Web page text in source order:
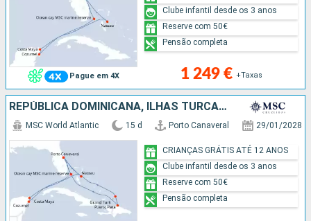
Pague em 4X 1 249 € +Taxas
Clube infantil desde os 3 anos
Reserve com 50€
Pensão completa
REPÚBLICA DOMINICANA, ILHAS TURCAS E CAICOS, ESTADOS UNIDOS, BAHAMAS, CARAIBAS - MEXICO
MSC World Atlantic 15 d Porto Canaveral 29/01/2028
CRIANÇAS GRÁTIS ATÉ 12 ANOS
Clube infantil desde os 3 anos
Reserve com 50€
Pensão completa